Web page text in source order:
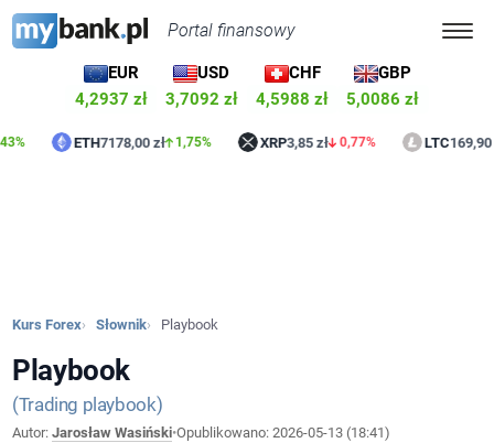
Portal finansowy
EUR
4,2937 zł
USD
3,7092 zł
CHF
4,5988 zł
GBP
5,0086 zł
ETH7178,00 zł 1,75% XRP3,85 zł 0,77% LTC169,90 zł
Kurs Forex Słownik Playbook
Playbook
Trading playbook
Autor:Jarosław Wasiński•Opublikowano:2026-05-13 (18:41)